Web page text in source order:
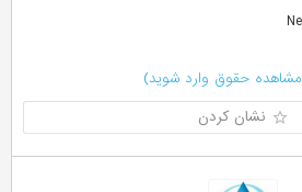
حقوق وارد شوید)
نشان کردن